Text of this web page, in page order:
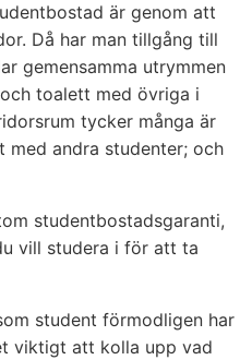
är genom att
Då har man tillgång till
gemensamma utrymmen
toalett med övriga i
tycker många är
andra studenter; och
studentbostadsgaranti,
vill studera i för att ta
student förmodligen har
viktigt att kolla upp vad